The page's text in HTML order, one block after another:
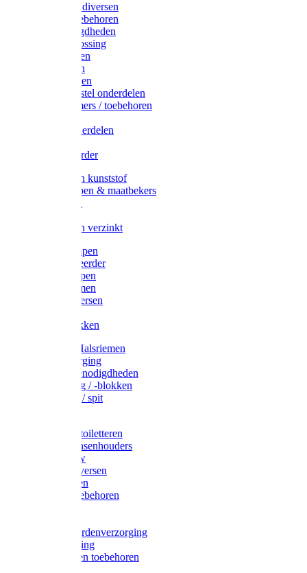
Koe / Stier diversen
Melkers toebehoren
Stalbenodigdheden
Kalververlossing
Stierenringen
Onthoornen
Kalverflessen
Koerugborstel onderdelen
Kalveremmers / toebehoren
Koelift onderdelen
Uieronthaarder
Voerbakken kunststof
Voerscheppen & maatbekers
Voerbakken verzinkt
Warmtelampen
Staartcoupeerder
Biggenkappen
Neuskrammen
Varken diversen
Varkensbakken
Halsters / Halsriemen
Hoefverzorging
Lammer benodigdheden
Ramdektuig / -blokken
Vastzetpen / spit
Poetsen & toiletteren
Zadel-/Trensenhouders
Halstertouw
Halsters diversen
Hoofdstellen
Zadel & toebehoren
Rapide paardenverzorging
Ruiter kleding
Hoofdstellen toebehoren